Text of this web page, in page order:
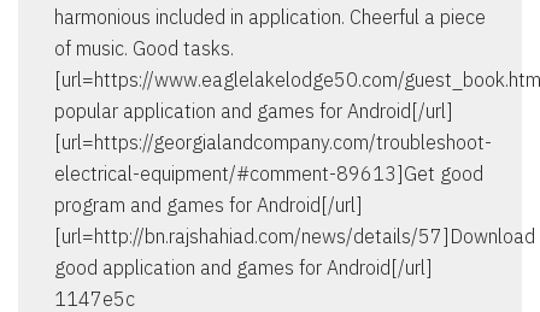
harmonious included in application. Cheerful a piece
of music. Good tasks.
[url=https://www.eaglelakelodge50.com/
popular application and games for Android[/url]
[url=https://georgialandcompany.com/troubleshoot-
electrical-equipment/#comment-89613]Get good
program and games for Android[/url]
[url=http://bn.rajshahiad.com/news/details/57]Download
good application and games for Android[/url]
1147e5c